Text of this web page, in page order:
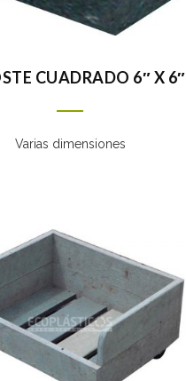
CUADRADO 6″ X 6″
Varias dimensiones